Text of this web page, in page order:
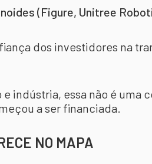
(Figure, Unitree
dos investidores na
indústria, essa não é uma
a ser financiada.
NO MAPA